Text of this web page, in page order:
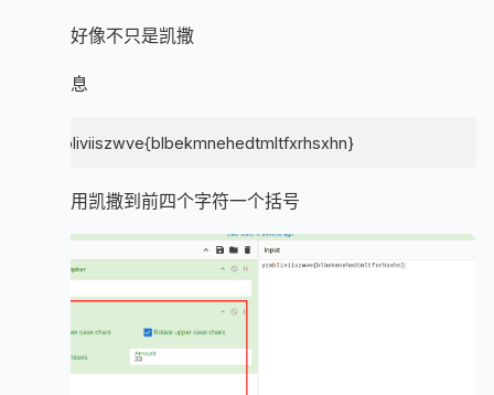
凯撒？好像不只是凯撒
题目信息
yzabliviiszwve{blbekmnehedtmltfxrhsxhn}
第一层用凯撒到前四个字符一个括号